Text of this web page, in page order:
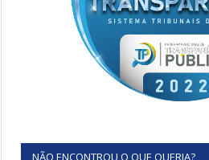
NÃO ENCONTROU O QUE QUERIA?